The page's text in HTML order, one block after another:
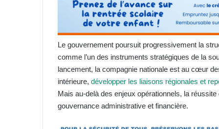
Le gouvernement poursuit progressivement la
comme l’un des instruments stratégiques de la
lancement, la compagnie nationale est au cœur
intérieure, développer les liaisons régionales et
Mais au-delà des enjeux opérationnels, la
gouvernance administrative et financière.